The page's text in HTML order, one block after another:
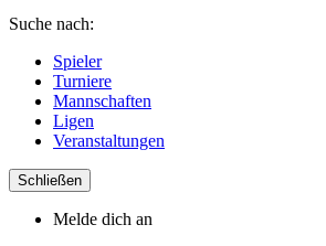
Suche nach:
Spieler
Turniere
Mannschaften
Ligen
Veranstaltungen
Schließen
Melde dich an